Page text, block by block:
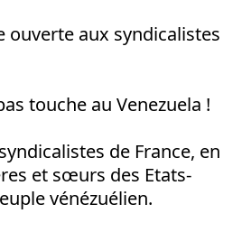
ouverte aux syndicalistes
touche au Venezuela !
de France, en
et sœurs des Etats-
vénézuélien.